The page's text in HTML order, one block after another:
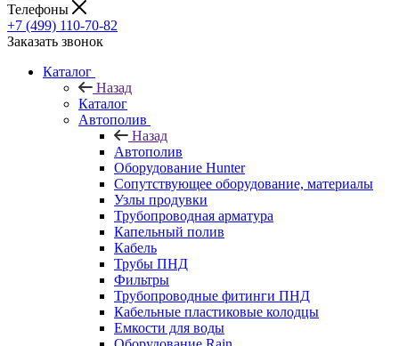
Телефоны
+7 (499) 110-70-82
Заказать звонок
Каталог
Назад
Каталог
Автополив
Назад
Автополив
Оборудование Hunter
Сопутствующее оборудование, материалы
Узлы продувки
Трубопроводная арматура
Капельный полив
Кабель
Трубы ПНД
Фильтры
Трубопроводные фитинги ПНД
Кабельные пластиковые колодцы
Емкости для воды